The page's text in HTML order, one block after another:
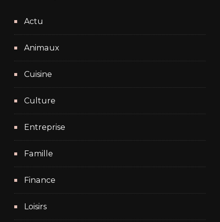
Actu
Animaux
Cuisine
Culture
Entreprise
Famille
Finance
Loisirs